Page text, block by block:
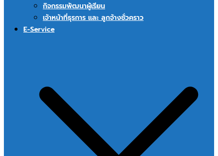
กิจกรรมพัฒนาผู้เรียน
เจ้าหน้าที่ธุรการ และ ลูกจ้างชั่วคราว
E-Service